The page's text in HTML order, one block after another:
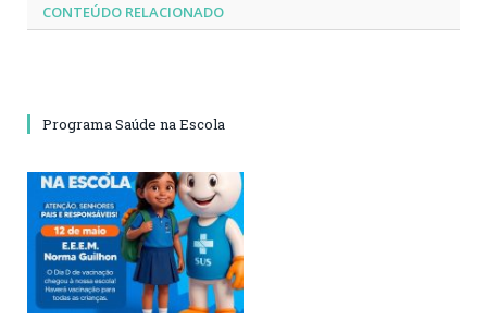
CONTEÚDO RELACIONADO
Programa Saúde na Escola